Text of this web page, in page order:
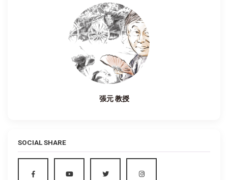
張元 教授
SOCIAL SHARE